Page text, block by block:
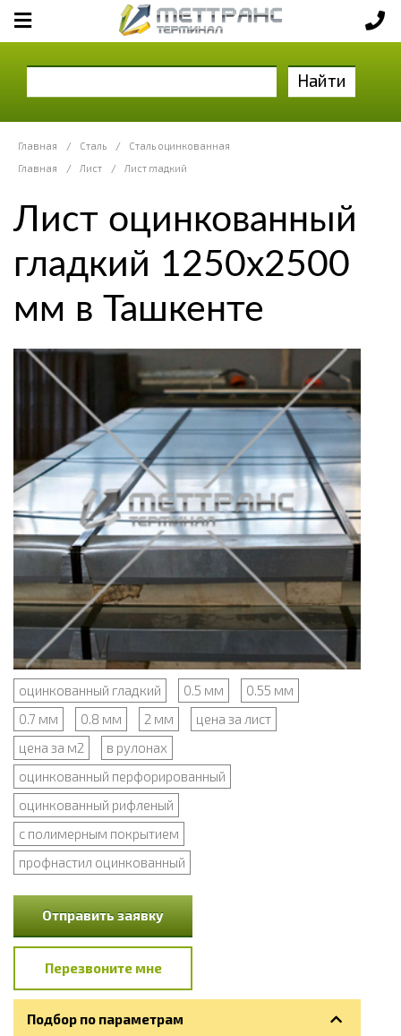
Найти
Главная / Сталь /
Сталь оцинкованная
Главная
/ Лист / Лист гладкий
Лист оцинкованный
гладкий 1250x2500
мм в Ташкенте
оцинкованный гладкий 0.5 мм
0.55 мм
0.7 мм
0.8 мм 2 мм
цена за лист
цена за м2
в рулонах
оцинкованный перфорированный
оцинкованный рифленый
с полимерным покрытием
профнастил оцинкованный
Отправить заявку
Перезвоните мне
Подбор по параметрам